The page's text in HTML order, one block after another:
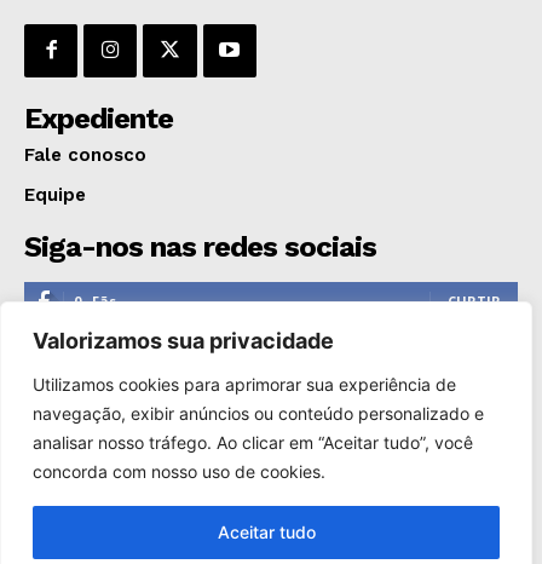
GERAL
EDUCAÇÃO
SAÚDE
AGRONOTÍCIAS
ÚLTIMAS NOTÍCIAS
Valorizamos sua privacidade
Utilizamos cookies para aprimorar sua experiência de
navegação, exibir anúncios ou conteúdo personalizado e
analisar nosso tráfego. Ao clicar em “Aceitar tudo”, você
concorda com nosso uso de cookies.
Aceitar tudo
Expediente
Fale conosco
Equipe
Siga-nos nas redes sociais
0 Fãs CURTIR
0 Seguidores
1,110 Seguidores SEGUIR
0 Inscritos INSCREVER
Copyright © 2000-2025. Reprodução proibida sem a autorização
de Só Notícias.